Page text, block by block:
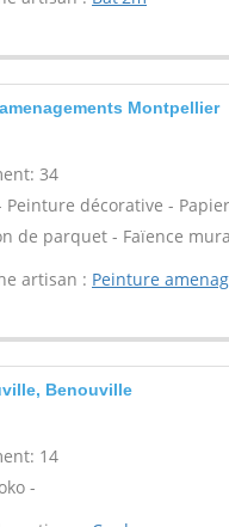
Montpellier
34
Peinture décorative -
de parquet - Faïence
artisan : Peinture
Benouville
14
-